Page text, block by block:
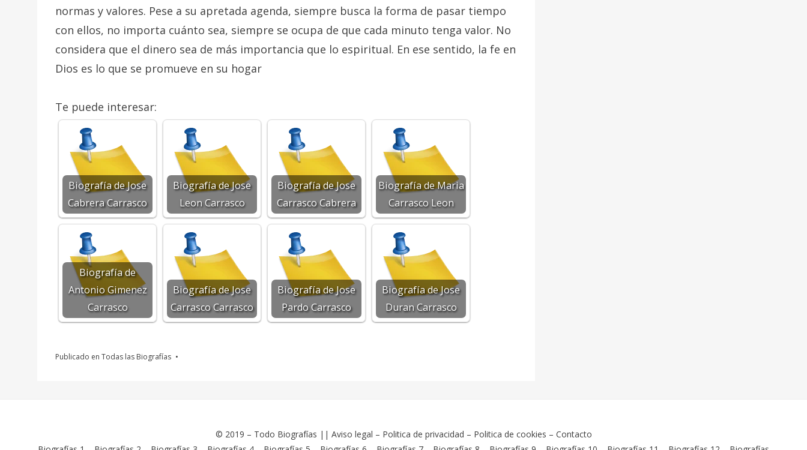
normas y valores. Pese a su apretada agenda, siempre busca la forma de pasar tiempo
con ellos, no importa cuánto sea, siempre se ocupa de que cada minuto tenga valor. No
considera que el dinero sea de más importancia que lo espiritual. En ese sentido, la fe en
Dios es lo que se promueve en su hogar
Te puede interesar:
Biografía de Jose
Cabrera Carrasco
Biografía de Jose
Leon Carrasco
Biografía de Jose
Carrasco Cabrera
Biografía de Maria
Carrasco Leon
Biografía de
Antonio Gimenez
Carrasco
Biografía de Jose
Carrasco Carrasco
Biografía de Jose
Pardo Carrasco
Biografía de Jose
Duran Carrasco
Publicado en Todas las Biografías
© 2019 – Todo Biografías || Aviso legal – Politica de privacidad – Politica de cookies – Contacto